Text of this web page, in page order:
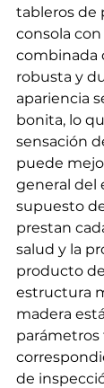
tableros de
consola
combinada
robusta y
apariencia
bonita, lo
sensación
puede
general del
supuesto
prestan
salud y la
producto
estructura
madera
parámetros
de